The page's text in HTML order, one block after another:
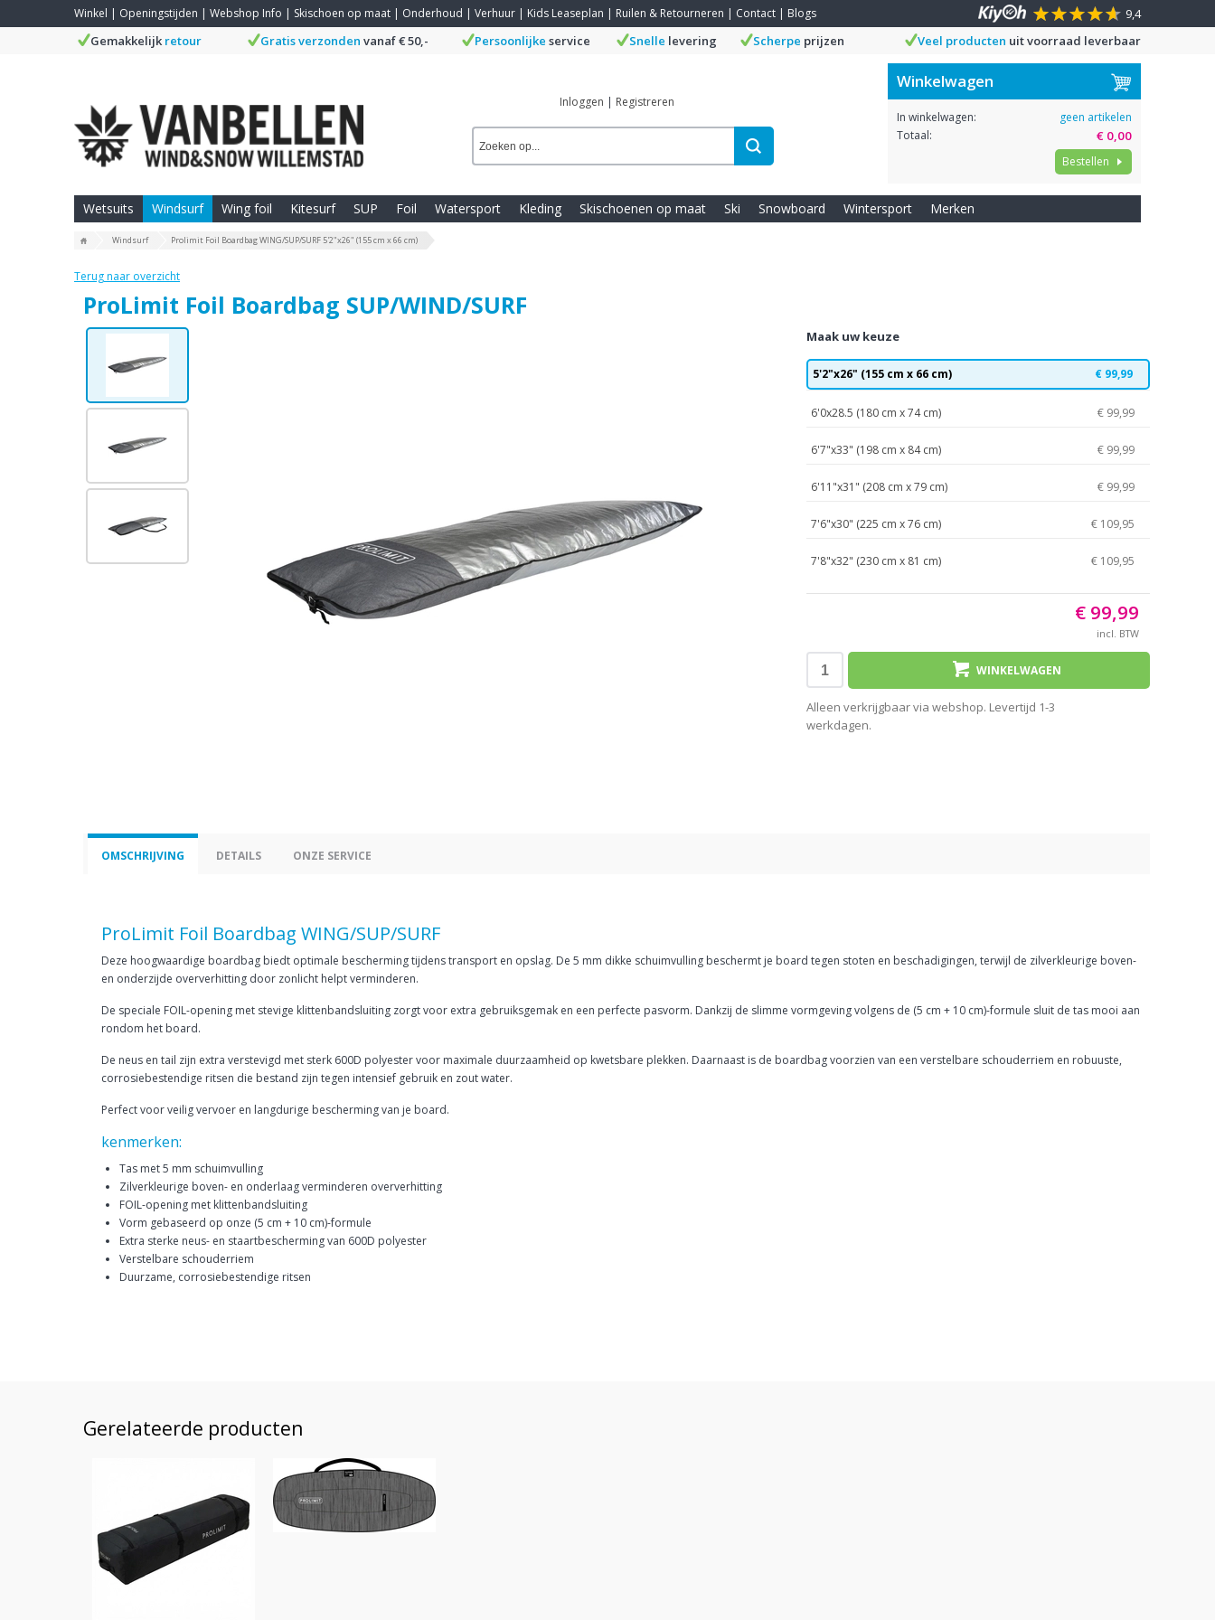
Winkel | Openingstijden | Webshop Info | Skischoen op maat | Onderhoud | Verhuur | Kids Leaseplan | Ruilen & Retourneren | Contact | Blogs
9,4
Gemakkelijk retour Gratis verzonden vanaf € 50,- Persoonlijke service Snelle levering Scherpe prijzen Veel producten uit voorraad leverbaar
Inloggen | Registreren
Winkelwagen
In winkelwagen:
geen artikelen
Totaal:
€ 0,00
Bestellen
Wetsuits Windsurf Wing foil Kitesurf SUP Foil Watersport Kleding Skischoenen op maat Ski Snowboard Wintersport Merken
Windsurf Prolimit Foil Boardbag WING/SUP/SURF 5'2"x26" (155 cm x 66 cm)
Terug naar overzicht
ProLimit Foil Boardbag SUP/WIND/SURF
Maak uw keuze
5'2"x26" (155 cm x 66 cm) € 99,99
6'0x28.5 (180 cm x 74 cm) € 99,99
6'7"x33" (198 cm x 84 cm) € 99,99
6'11"x31" (208 cm x 79 cm) € 99,99
7'6"x30" (225 cm x 76 cm) € 109,95
7'8"x32" (230 cm x 81 cm) € 109,95
€ 99,99
incl. BTW
WINKELWAGEN
Alleen verkrijgbaar via webshop. Levertijd 1-3
werkdagen.
OMSCHRIJVING DETAILS ONZE SERVICE
ProLimit Foil Boardbag WING/SUP/SURF
Deze hoogwaardige boardbag biedt optimale bescherming tijdens transport en opslag. De 5 mm dikke schuimvulling beschermt je board tegen stoten en beschadigingen, terwijl de zilverkleurige boven-
en onderzijde oververhitting door zonlicht helpt verminderen.
De speciale FOIL-opening met stevige klittenbandsluiting zorgt voor extra gebruiksgemak en een perfecte pasvorm. Dankzij de slimme vormgeving volgens de (5 cm + 10 cm)-formule sluit de tas mooi aan
rondom het board.
De neus en tail zijn extra verstevigd met sterk 600D polyester voor maximale duurzaamheid op kwetsbare plekken. Daarnaast is de boardbag voorzien van een verstelbare schouderriem en robuuste,
corrosiebestendige ritsen die bestand zijn tegen intensief gebruik en zout water.
Perfect voor veilig vervoer en langdurige bescherming van je board.
kenmerken:
Tas met 5 mm schuimvulling
Zilverkleurige boven- en onderlaag verminderen oververhitting
FOIL-opening met klittenbandsluiting
Vorm gebaseerd op onze (5 cm + 10 cm)-formule
Extra sterke neus- en staartbescherming van 600D polyester
Verstelbare schouderriem
Duurzame, corrosiebestendige ritsen
Gerelateerde producten